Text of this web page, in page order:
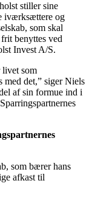
stiller sine
iværksættere og
som skal
benyttes ved
Invest A/S.
livet som
med det,” siger Niels
af sin formue ind i
som bærer hans
afkast til